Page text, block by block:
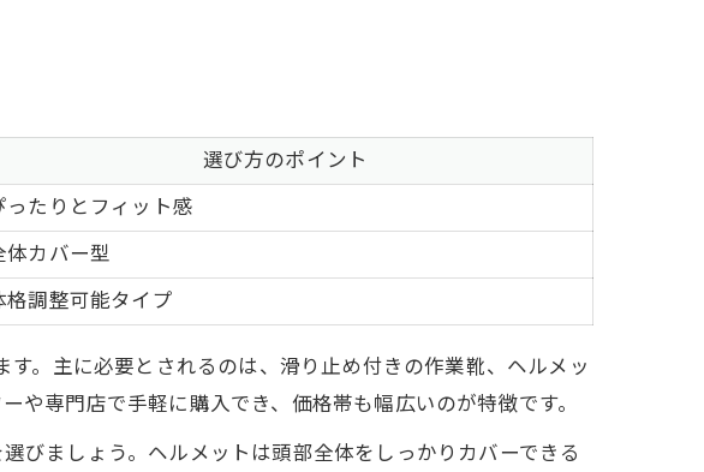
選び方のポイント
ったりとフィット感
体カバー型
格調整可能タイプ
。主に必要とされるのは、滑り止め付きの作業靴、ヘルメッ
専門店で手軽に購入でき、価格帯も幅広いのが特徴です。
びましょう。ヘルメットは頭部全体をしっかりカバーできる